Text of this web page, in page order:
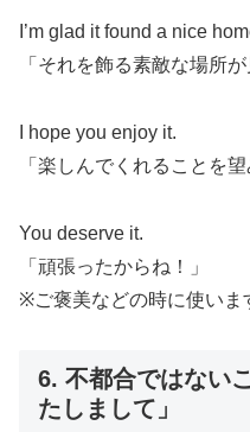
I’m glad it found a nice
「それを飾る素敵な場所
I hope you enjoy it.
「楽しんでくれることを望
You deserve it.
「頑張ったからね！」
※ご褒美などの時に使いま
6. 不都合ではない
たしまして」